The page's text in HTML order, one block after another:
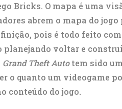
Bricks. O mapa é uma
abrem o mapa do
pois é todo feito
planejando voltar e
Grand Theft Autotem sido
o quanto um videogame
conteúdo do jogo.